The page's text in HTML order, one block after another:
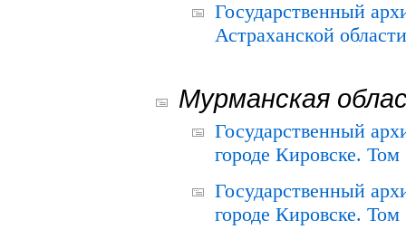
Государственный
Астраханской
Мурманская
Государственный
городе Кировске.
Государственный
городе Кировске.